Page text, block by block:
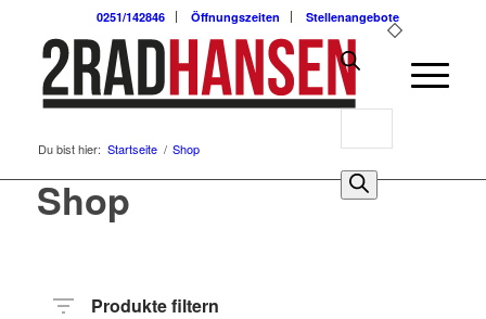
0251/142846 Öffnungszeiten Stellenangebote
0
Du bist hier: Startseite / Shop
Shop
Produkte filtern